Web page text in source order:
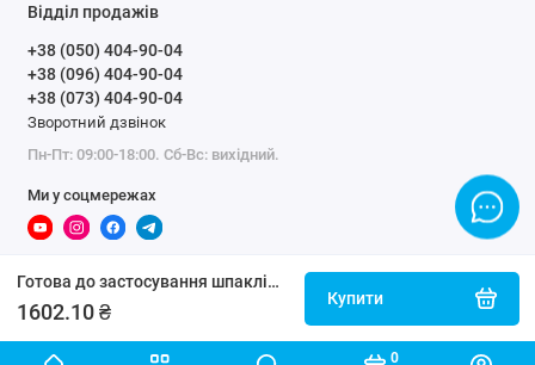
0
Готова до застосування шпаклівка Knauf Sheetrock SuperFinish (28 кг)
1602.10 ₴
Купити
Відділ продажів
+38 (050) 404-90-04
+38 (096) 404-90-04
+38 (073) 404-90-04
Зворотний дзвінок
Пн-Пт: 09:00-18:00. Сб-Вс: вихідний.
Ми у соцмережах